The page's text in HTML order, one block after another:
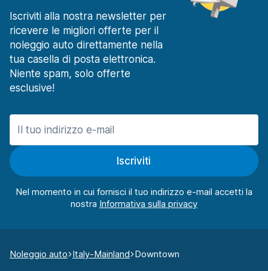
Iscriviti alla nostra newsletter per
ricevere le migliori offerte per il
noleggio auto direttamente nella
tua casella di posta elettronica.
Niente spam, solo offerte
esclusive!
Iscriviti
Nel momento in cui fornisci il tuo indirizzo e-mail accetti la
nostra
Noleggio auto Italy-Mainland Downtown